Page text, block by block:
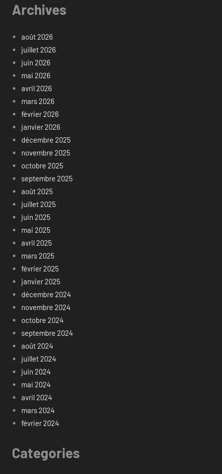
Archives
août 2026
juillet 2026
juin 2026
mai 2026
avril 2026
mars 2026
février 2026
janvier 2026
décembre 2025
novembre 2025
octobre 2025
septembre 2025
août 2025
juillet 2025
juin 2025
mai 2025
avril 2025
mars 2025
février 2025
janvier 2025
décembre 2024
novembre 2024
octobre 2024
septembre 2024
août 2024
juillet 2024
juin 2024
mai 2024
avril 2024
mars 2024
février 2024
Categories